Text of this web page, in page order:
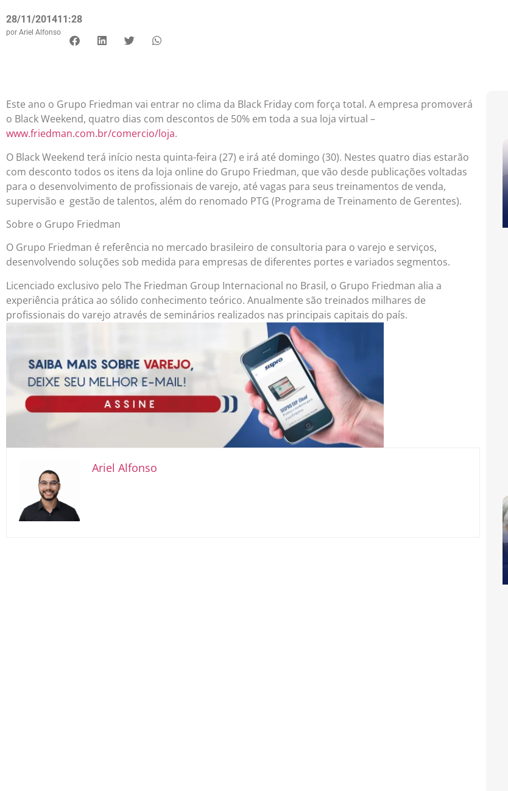
28/11/201411:28
por Ariel Alfonso
Este ano o Grupo Friedman vai entrar no clima da Black Friday com força total. A empresa promoverá
o Black Weekend, quatro dias com descontos de 50% em toda a sua loja virtual –
www.friedman.com.br/comercio/loja.
O Black Weekend terá início nesta quinta-feira (27) e irá até domingo (30). Nestes quatro dias estarão
com desconto todos os itens da loja online do Grupo Friedman, que vão desde publicações voltadas
para o desenvolvimento de profissionais de varejo, até vagas para seus treinamentos de venda,
supervisão e gestão de talentos, além do renomado PTG (Programa de Treinamento de Gerentes).
Sobre o Grupo Friedman
O Grupo Friedman é referência no mercado brasileiro de consultoria para o varejo e serviços,
desenvolvendo soluções sob medida para empresas de diferentes portes e variados segmentos.
Licenciado exclusivo pelo The Friedman Group Internacional no Brasil, o Grupo Friedman alia a
experiência prática ao sólido conhecimento teórico. Anualmente são treinados milhares de
profissionais do varejo através de seminários realizados nas principais capitais do país.
Ariel Alfonso